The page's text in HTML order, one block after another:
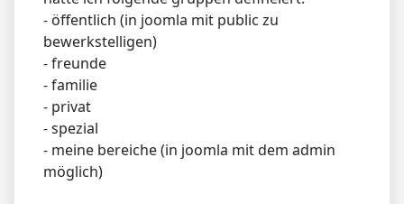
- öffentlich (in joomla mit public zu
bewerkstelligen)
- freunde
- familie
- privat
- spezial
- meine bereiche (in joomla mit dem admin
möglich)